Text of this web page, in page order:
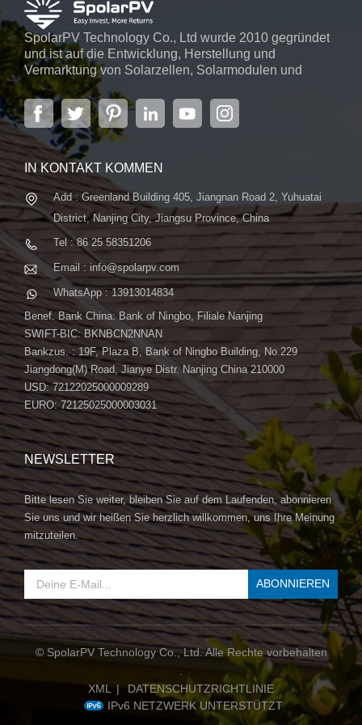
SpolarPV Technology Co., Ltd wurde 2010 gegründet
und ist auf die Entwicklung, Herstellung und
Vermarktung von Solarzellen, Solarmodulen und
Solarstromsystemen spezialisiert. Das Unternehmen
mit Sitz in der Hauptstadt der Provinz Jiangsu,
Nanjing, erstreckt sich über 6.000 m² und verfügt über
fortschrittliche automatische ...
IN KONTAKT KOMMEN
Add : Greenland Building 405, Jiangnan Road 2, Yuhuatai
District, Nanjing City, Jiangsu Province, China
Tel : 86 25 58351206
Email : info@spolarpv.com
WhatsApp : 13913014834
Benef. Bank China: Bank of Ningbo, Filiale Nanjing
SWIFT-BIC: BKNBCN2NNAN
Bankzus. : 19F, Plaza B, Bank of Ningbo Building, No.229
Jiangdong(M) Road, Jianye Distr. Nanjing China 210000
USD: 72122025000009289
EURO: 72125025000003031
NEWSLETTER
Bitte lesen Sie weiter, bleiben Sie auf dem Laufenden, abonnieren
Sie uns und wir heißen Sie herzlich willkommen, uns Ihre Meinung
mitzuteilen.
© SpolarPV Technology Co., Ltd. Alle Rechte vorbehalten
XML
|
DATENSCHUTZRICHTLINIE
IPv6 NETZWERK UNTERSTÜTZT